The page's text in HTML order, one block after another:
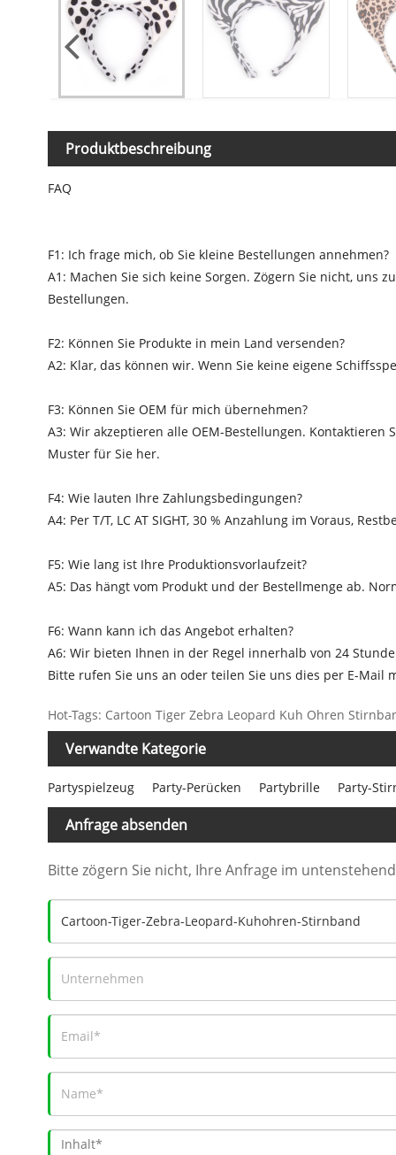
Produktbeschreibung
FAQ
F1: Ich frage mich, ob Sie kleine Bestellungen annehmen?
A1: Machen Sie sich keine Sorgen. Zögern Sie nicht,
Bestellungen.
F2: Können Sie Produkte in mein Land versenden?
A2: Klar, das können wir. Wenn Sie keine eigene
F3: Können Sie OEM für mich übernehmen?
A3: Wir akzeptieren alle OEM-Bestellungen.
Muster für Sie her.
F4: Wie lauten Ihre Zahlungsbedingungen?
A4: Per T/T, LC AT SIGHT, 30 % Anzahlung im Voraus,
F5: Wie lang ist Ihre Produktionsvorlaufzeit?
A5: Das hängt vom Produkt und der Bestellmenge ab.
F6: Wann kann ich das Angebot erhalten?
A6: Wir bieten Ihnen in der Regel innerhalb von 24
Bitte rufen Sie uns an oder teilen Sie uns dies per E-
Hot-Tags: Cartoon Tiger Zebra Leopard Kuh Ohren
Verwandte Kategorie
Partyspielzeug Party-Perücken Partybrille Party-
Anfrage absenden
Bitte zögern Sie nicht, Ihre Anfrage im